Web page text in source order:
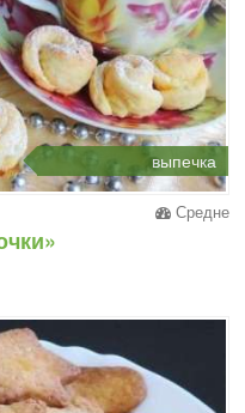
выпечка
Средне